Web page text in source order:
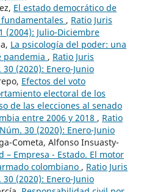
El estado democrático de
, Ratio Juris
(2004): Julio-Diciembre
La psicología del poder: una
pandemia , Ratio Juris
30 (2020): Enero-Junio
Efectos del voto
electoral de los
de las elecciones al senado
entre 2006 y 2018 , Ratio
30 (2020): Enero-Junio
Cometa, Alfonso Insuasty-
– Empresa - Estado. El motor
colombiano , Ratio Juris
30 (2020): Enero-Junio